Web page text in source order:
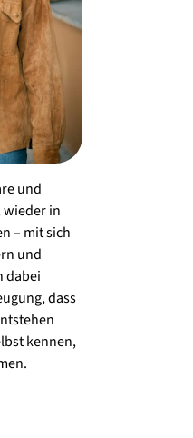
und
wieder in
– mit sich
und
dabei
dass
kennen,